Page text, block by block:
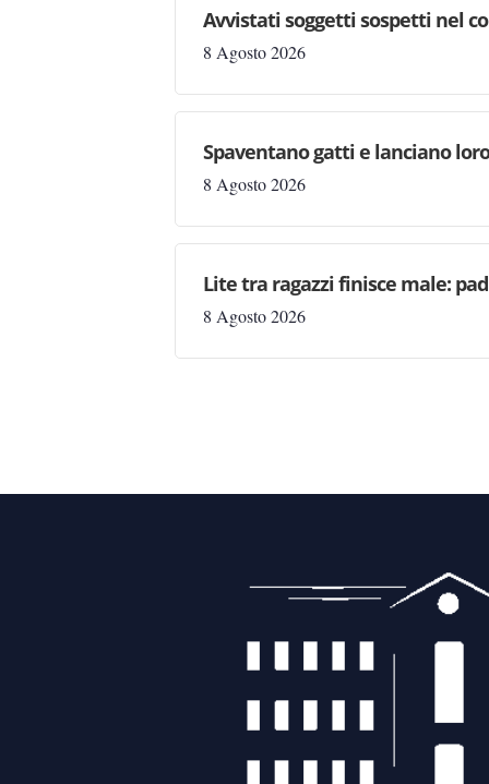
Avvistati soggetti sospetti nel
8 Agosto 2026
Spaventano gatti e lanciano
8 Agosto 2026
Lite tra ragazzi finisce male:
8 Agosto 2026